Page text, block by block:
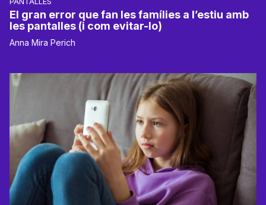
El gran error que fan les famílies a l’estiu amb
les pantalles (i com evitar-lo)
Anna Mira Perich